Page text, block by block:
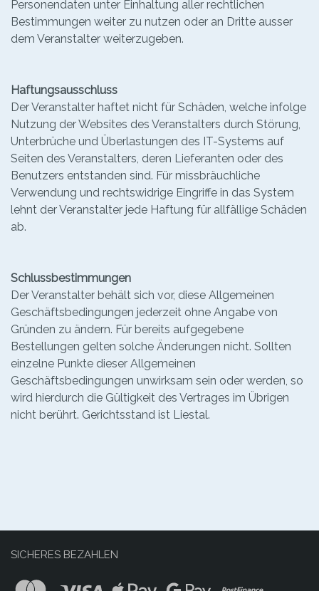
Personendaten unter Einhaltung aller rechtlichen
Bestimmungen weiter zu nutzen oder an Dritte ausser
dem Veranstalter weiterzugeben.
Haftungsausschluss
Der Veranstalter haftet nicht für Schäden, welche infolge
Nutzung der Websites des Veranstalters durch Störung,
Unterbrüche und Überlastungen des IT-Systems auf
Seiten des Veranstalters, deren Lieferanten oder des
Benutzers entstanden sind. Für missbräuchliche
Verwendung und rechtswidrige Eingriffe in das System
lehnt der Veranstalter jede Haftung für allfällige Schäden
ab.
Schlussbestimmungen
Der Veranstalter behält sich vor, diese Allgemeinen
Geschäftsbedingungen jederzeit ohne Angabe von
Gründen zu ändern. Für bereits aufgegebene
Bestellungen gelten solche Änderungen nicht. Sollten
einzelne Punkte dieser Allgemeinen
Geschäftsbedingungen unwirksam sein oder werden, so
wird hierdurch die Gültigkeit des Vertrages im Übrigen
nicht berührt. Gerichtsstand ist Liestal.
SICHERES BEZAHLEN